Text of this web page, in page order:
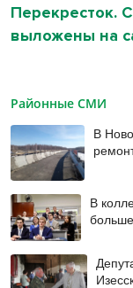
Перекресток.
выложены на
Районные СМИ
В
В